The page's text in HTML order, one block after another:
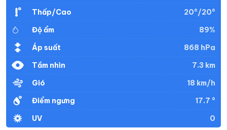
Thấp/Cao
20°/20°
Độ ẩm
89%
Áp suất
868 hPa
Tầm nhìn
7.3 km
Gió
18 km/h
Điểm ngưng
17.7 °
UV
0